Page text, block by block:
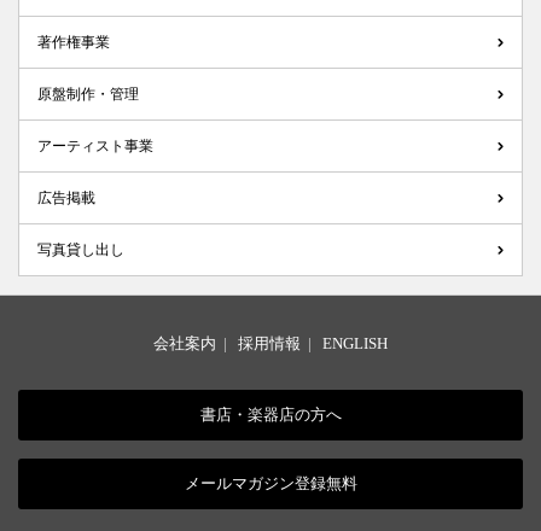
著作権事業
原盤制作・管理
アーティスト事業
広告掲載
写真貸し出し
会社案内 | 採用情報 | ENGLISH
書店・楽器店の方へ
メールマガジン登録無料